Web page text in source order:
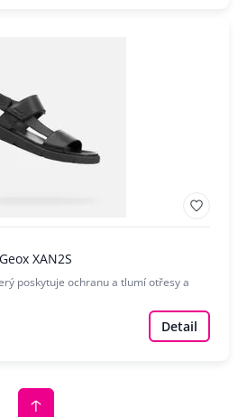
XAN2S
poskytuje ochranu a tlumí otřesy a
Detail